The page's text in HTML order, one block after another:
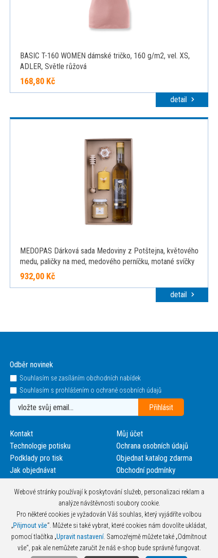
BASIC T-160 WOMEN dámské tričko, 160 g/m2, vel. XS,
ADLER, Světle růžová
168,80 Kč
detail
MEDOPAS Dárková sada Medoviny z Potštejna, květového
medu, paličky na med, medového perníčku, motané svíčky
a špendlíku Včela
932,00 Kč
detail
Webové stránky používají k poskytování služeb, personalizaci reklam a
analýze návštěvnosti soubory cookie.
Pro některé cookies je vyžadován Váš souhlas, který vyjádříte volbou
„Přijmout vše“. Můžete si také vybrat, které cookies nám dovolíte ukládat,
pomocí tlačítka „Upravit nastavení. Samozřejmě můžete také „Odmítnout
vše“, pak ale nemůžete zaručit že náš e-shop bude správně fungovat.
Odběr novinek
Souhlasím se zasíláním obchodních nabídek
Souhlasím s prohlášením o ochraně osobních údajů
Kontakt
Technologie potisku
Podklady pro tisk
Jak objednávat
Můj účet
Ochrana osobních údajů
Objednat katalog zdarma
Obchodní podmínky